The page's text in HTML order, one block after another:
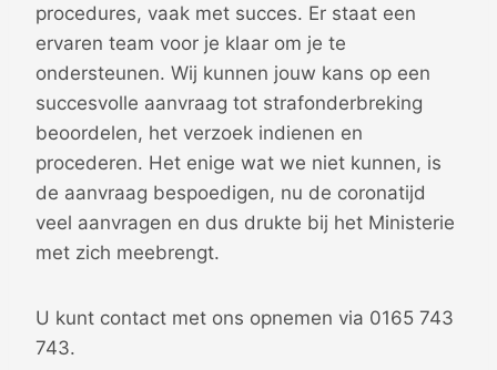
procedures, vaak met succes. Er staat een
ervaren team voor je klaar om je te
ondersteunen. Wij kunnen jouw kans op een
succesvolle aanvraag tot strafonderbreking
beoordelen, het verzoek indienen en
procederen. Het enige wat we niet kunnen, is
de aanvraag bespoedigen, nu de coronatijd
veel aanvragen en dus drukte bij het Ministerie
met zich meebrengt.
U kunt contact met ons opnemen via 0165 743
743.